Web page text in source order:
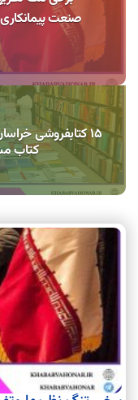
صنعت
۱۵ کتابفروشی
کتاب